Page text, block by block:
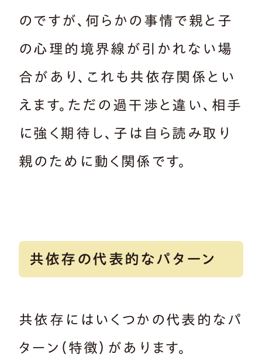
のですが、何らかの事情で親と子
の心理的境界線が引かれない場
合があり、これも共依存関係とい
えます。ただの過干渉と違い、相手
に強く期待し、子は自ら読み取り
親のために動く関係です。
共依存の代表的なパターン
共依存にはいくつかの代表的なパ
ターン（特徴）があります。